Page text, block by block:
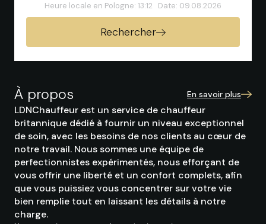
Heure locale en Pologne: 13:12 Date: 09.08.2026
Rechercher
À propos En savoir plus
LDNChauffeur est un service de chauffeur
britannique dédié à fournir un niveau exceptionnel
de soin, avec les besoins de nos clients au cœur de
notre travail. Nous sommes une équipe de
perfectionnistes expérimentés, nous efforçant de
vous offrir une liberté et un confort complets, afin
que vous puissiez vous concentrer sur votre vie
bien remplie tout en laissant les détails à notre
charge.